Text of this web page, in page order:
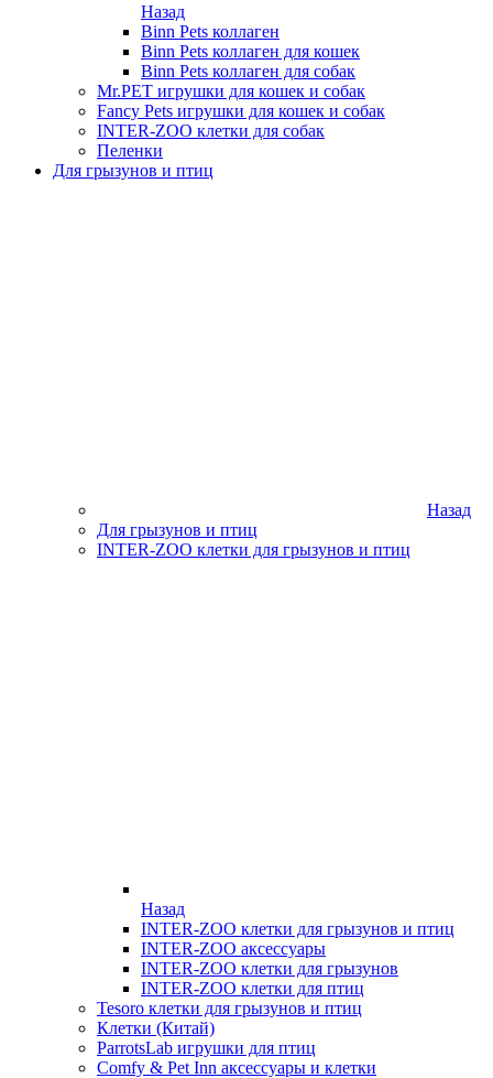
Назад
Binn Pets коллаген
Binn Pets коллаген для кошек
Binn Pets коллаген для собак
Mr.PET игрушки для кошек и собак
Fancy Pets игрушки для кошек и собак
INTER-ZOO клетки для собак
Пеленки
Для грызунов и птиц
Назад
Для грызунов и птиц
INTER-ZOO клетки для грызунов и птиц
Назад
INTER-ZOO клетки для грызунов и птиц
INTER-ZOO аксессуары
INTER-ZOO клетки для грызунов
INTER-ZOO клетки для птиц
Tesoro клетки для грызунов и птиц
Клетки (Китай)
ParrotsLab игрушки для птиц
Comfy & Pet Inn аксессуары и клетки